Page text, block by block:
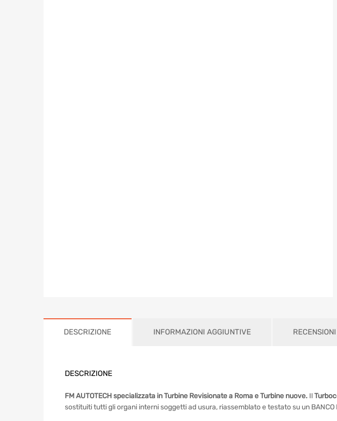
DESCRIZIONE INFORMAZIONI AGGIUNTIVE
DESCRIZIONE
FM AUTOTECH specializzata in Turbine Revisionate a Roma e Turbine nuove. Il
sostituiti tutti gli organi interni soggetti ad usura, riassemblato e testato su un